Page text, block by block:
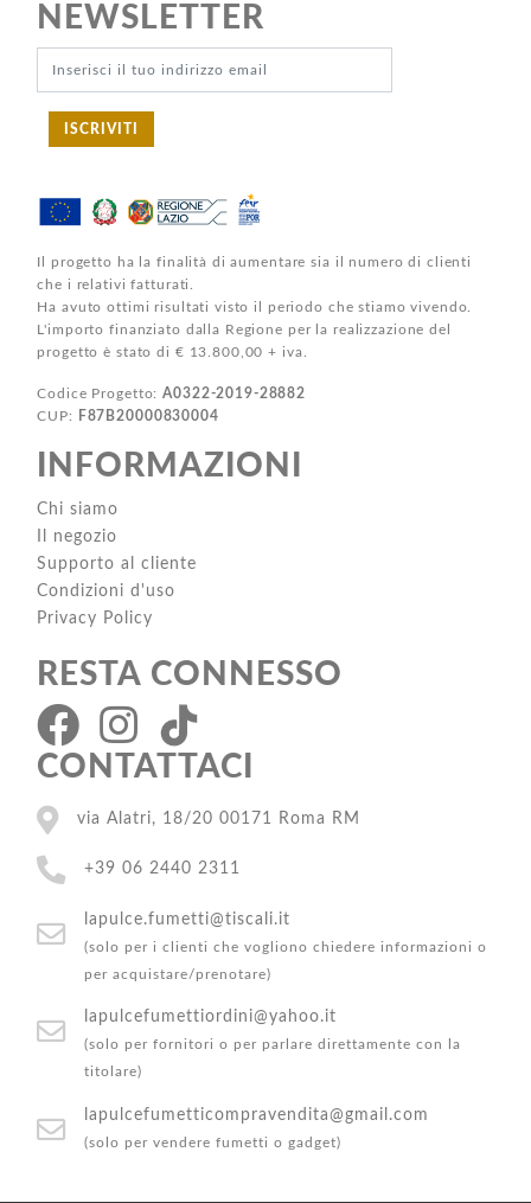
NEWSLETTER
ISCRIVITI
Il progetto ha la finalità di aumentare sia il numero di clienti
che i relativi fatturati.
Ha avuto ottimi risultati visto il periodo che stiamo vivendo.
L'importo finanziato dalla Regione per la realizzazione del
progetto è stato di € 13.800,00 + iva.
Codice Progetto:A0322-2019-28882
CUP:
F87B20000830004
INFORMAZIONI
Chi siamo
Il negozio
Supporto al cliente
Condizioni d'uso
Privacy Policy
RESTA CONNESSO
CONTATTACI
via Alatri, 18/20 00171 Roma RM
+39 06 2440 2311
lapulce.fumetti@tiscali.it
(solo per i clienti che vogliono chiedere informazioni o
per acquistare/prenotare)
lapulcefumettiordini@yahoo.it
(solo per fornitori o per parlare direttamente con la
titolare)
lapulcefumetticompravendita@gmail.com
(solo per vendere fumetti o gadget)